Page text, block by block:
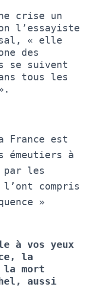
crise un
l’essayiste
« elle
des
se suivent
tous les
France est
émeutiers à
par les
compris
»
à vos yeux
la
la mort
aussi